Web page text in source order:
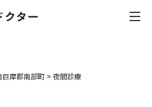
巨摩郡南部町 > 夜間診療